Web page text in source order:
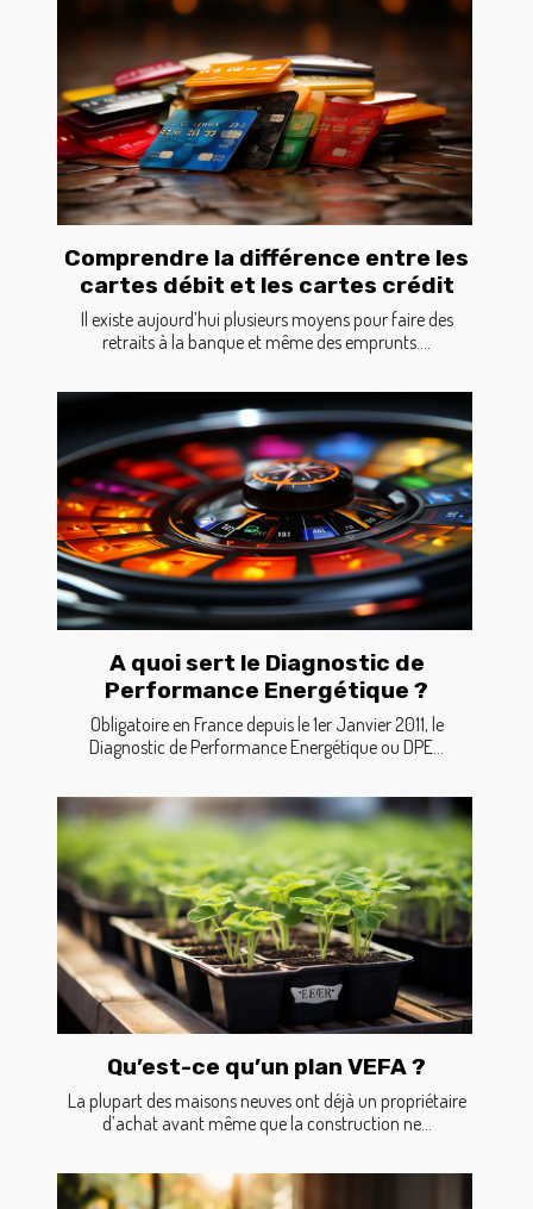
Comprendre la différence entre les
cartes débit et les cartes crédit
Il existe aujourd’hui plusieurs moyens pour faire des
retraits à la banque et même des emprunts....
A quoi sert le Diagnostic de
Performance Energétique ?
Obligatoire en France depuis le 1er Janvier 2011, le
Diagnostic de Performance Energétique ou DPE...
Qu’est-ce qu’un plan VEFA ?
La plupart des maisons neuves ont déjà un propriétaire
d’achat avant même que la construction ne...